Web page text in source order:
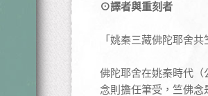
⊙譯者與重刻者
「姚秦三藏佛陀耶舍
佛陀耶舍在姚秦時代
念則擔任筆受，竺佛